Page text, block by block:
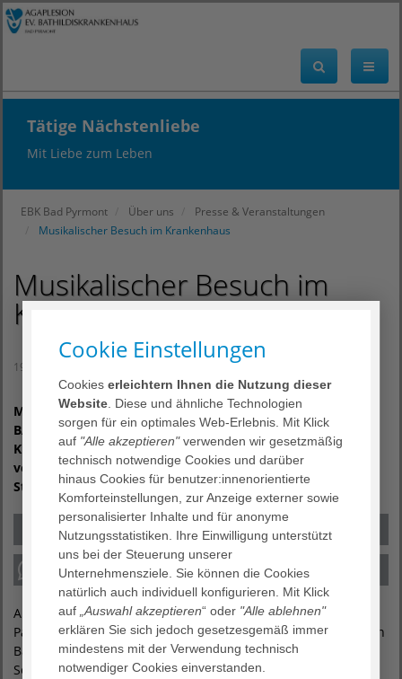
Tätige Nächstenliebe
Mit Liebe zum Leben
EBK Bad Pyrmont Über uns
Presse & Veranstaltungen
Musikalischer Besuch im Krankenhaus
Musikalischer Besuch im
Krankenhaus
19. Dezember 2019
Musikalischer Besuch im AGAPLESION EV.
BATHILDISKRANKENHAUS: Der Posaunenchor der St. Petri-
Kirche Oesdorf und die Pyrmonter Chorgemeinschaft
verbreiteten vorweihnachtliche Stimmung auf den
Stationen.
An zwei Abenden kurz vor Weihnachten erfreuten sich die
Patienten des AGAPLESION EV. BATHILDISKRANKENHAUSES in
Bad Pyrmont an musikalischen Klängen.
Sowohl die Mitglieder des Posaunenchores der St. Petri-
Cookie Einstellungen
Cookieserleichtern Ihnen die Nutzung dieser
Website . Diese und ähnliche Technologien
sorgen für ein optimales Web-Erlebnis. Mit Klick
auf "Alle akzeptieren"verwenden wir gesetzmäßig
technisch notwendige Cookies und darüber
hinaus Cookies für benutzer:innenorientierte
Komforteinstellungen, zur Anzeige externer sowie
personalisierter Inhalte und für anonyme
Nutzungsstatistiken. Ihre Einwilligung unterstützt
uns bei der Steuerung unserer
Unternehmensziele. Sie können die Cookies
natürlich auch individuell konfigurieren. Mit Klick
auf „Auswahl akzeptieren“ oder "Alle ablehnen"
erklären Sie sich jedoch gesetzesgemäß immer
mindestens mit der Verwendung technisch
notwendiger Cookies einverstanden.